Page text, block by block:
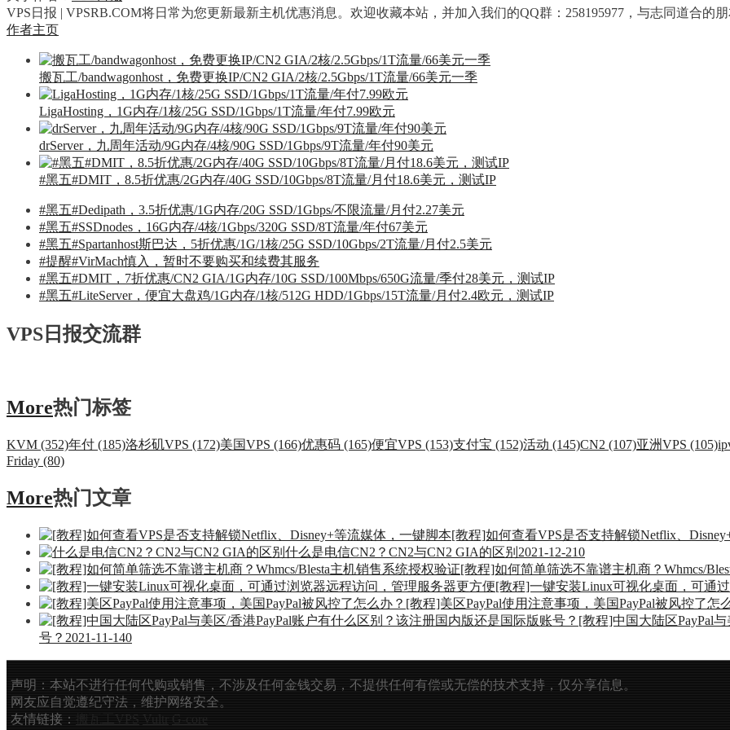
VPS日报 | VPSRB.COM将日常为您更新最新主机优惠消息。欢迎收藏本站，并加入我们的QQ群：258195977，与志同道合的朋
作者主页
搬瓦工/bandwagonhost，免费更换IP/CN2 GIA/2核/2.5Gbps/1T流量/66美元一季
LigaHosting，1G内存/1核/25G SSD/1Gbps/1T流量/年付7.99欧元
drServer，九周年活动/9G内存/4核/90G SSD/1Gbps/9T流量/年付90美元
#黑五#DMIT，8.5折优惠/2G内存/40G SSD/10Gbps/8T流量/月付18.6美元，测试IP
#黑五#Dedipath，3.5折优惠/1G内存/20G SSD/1Gbps/不限流量/月付2.27美元
#黑五#SSDnodes，16G内存/4核/1Gbps/320G SSD/8T流量/年付67美元
#黑五#Spartanhost斯巴达，5折优惠/1G/1核/25G SSD/10Gbps/2T流量/月付2.5美元
#提醒#VirMach慎入，暂时不要购买和续费其服务
#黑五#DMIT，7折优惠/CN2 GIA/1G内存/10G SSD/100Mbps/650G流量/季付28美元，测试IP
#黑五#LiteServer，便宜大盘鸡/1G内存/1核/512G HDD/1Gbps/15T流量/月付2.4欧元，测试IP
VPS日报交流群
More热门标签
KVM (352)年付 (185)洛杉矶VPS (172)美国VPS (166)优惠码 (165)便宜VPS (153)支付宝 (152)活动 (145)CN2 (107)亚洲VPS (105)
Friday (80)
More热门文章
[教程]如何查看VPS是否支持解锁Netflix、
什么是电信CN2？CN2与CN2 GIA的区别 2021-12-210
[教程]如何简单筛选不靠谱主机商？Whmcs/
[教程]一键安装Linux可视化桌面，可通
[教程]美区PayPal使用注意事项，美国PayPal被风控了怎
[教程]中国大陆区PayPal
号？ 2021-11-140
声明：本站不进行任何代购或销售，不涉及任何金钱交易，不提供任何有偿或无偿的技术支持，仅分享信息。
网友应自觉遵纪守法，维护网络安全。
友情链接： 搬瓦工VPS Vultr G-core